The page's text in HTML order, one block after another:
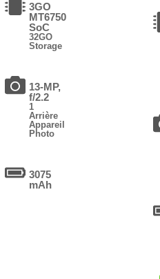
3GO
MT6750
SoC
32GO
Storage
13-MP,
f/2.2
1
Arrière
Appareil
Photo
3075
mAh